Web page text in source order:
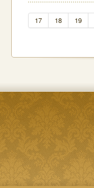
17 18 19